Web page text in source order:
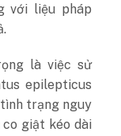
với liệu pháp
là việc sử
epilepticus
trạng nguy
giật kéo dài